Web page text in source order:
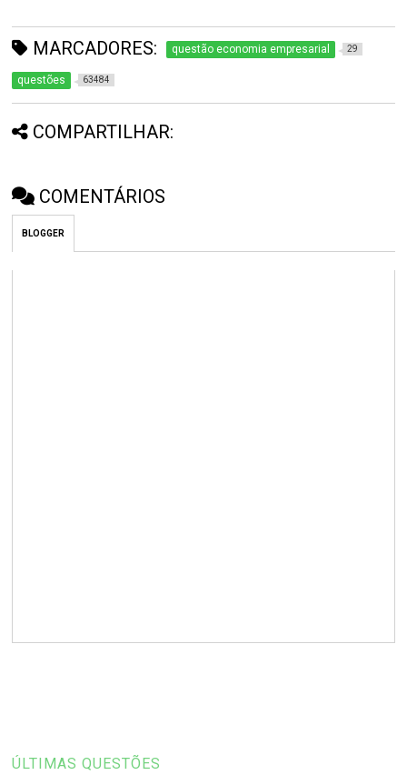
MARCADORES: questão economia empresarial 29
questões 63484
COMPARTILHAR:
COMENTÁRIOS
BLOGGER
ÚLTIMAS QUESTÕES